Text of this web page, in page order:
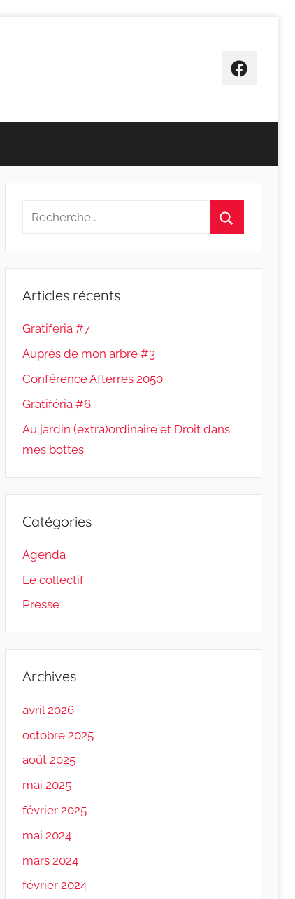
Facebook
Recherche
:
Articles récents
Gratiferia #7
Auprès de mon arbre #3
Conférence Afterres 2050
Gratiféria #6
Au jardin (extra)ordinaire et Droit dans
mes bottes
Catégories
Agenda
Le collectif
Presse
Archives
avril 2026
octobre 2025
août 2025
mai 2025
février 2025
mai 2024
mars 2024
février 2024